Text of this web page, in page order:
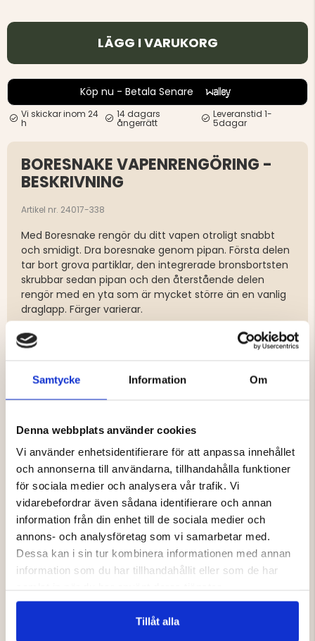
Samtycke Information Om
Denna webbplats använder cookies
Vi använder enhetsidentifierare för att anpassa innehållet
och annonserna till användarna, tillhandahålla funktioner
för sociala medier och analysera vår trafik. Vi
vidarebefordrar även sådana identifierare och annan
information från din enhet till de sociala medier och
annons- och analysföretag som vi samarbetar med.
Dessa kan i sin tur kombinera informationen med annan
information som du har tillhandahållit eller som de har
Tillåt alla
LÄGG I VARUKORG
Köp nu - Betala Senare
Vi skickar inom 24
h
14 dagars
ångerrätt
Leveranstid 1-
5dagar
BORESNAKE VAPENRENGÖRING -
BESKRIVNING
Artikel nr. 24017-338
Med Boresnake rengör du ditt vapen otroligt snabbt
och smidigt. Dra boresnake genom pipan. Första delen
tar bort grova partiklar, den integrerade bronsbortsten
skrubbar sedan pipan och den återstående delen
rengör med en yta som är mycket större än en vanlig
draglapp. Färger varierar.
7 mm - .270
30-06, 308 - .30
9,3 mm - .357
.416 - 458
Hagel kaliber 12
Varumärke
DU KANSKE OCKSÅ ÄR INTRESSERAD